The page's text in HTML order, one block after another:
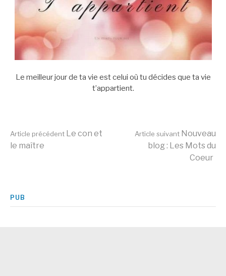
Le meilleur jour de ta vie est celui où tu décides que ta vie
t’appartient.
Lire
suite
Article précédent Le con et
le maître
Article suivant Nouveau
blog : Les Mots du
Coeur
PUB